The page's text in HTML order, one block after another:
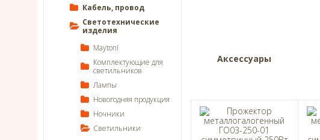
Кабель, провод
Светотехнические
изделия
Maytoni
Комплектующие для
светильников
Лампы
Новогодняя продукция
Ночники
Светильники
Аксессуары